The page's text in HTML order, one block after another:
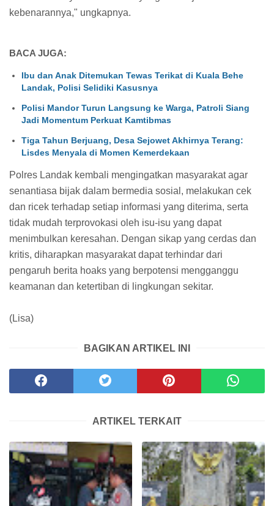
kebenarannya," ungkapnya.
BACA JUGA:
Ibu dan Anak Ditemukan Tewas Terikat di Kuala Behe
Landak, Polisi Selidiki Kasusnya
Polisi Mandor Turun Langsung ke Warga, Patroli Siang
Jadi Momentum Perkuat Kamtibmas
Tiga Tahun Berjuang, Desa Sejowet Akhirnya Terang:
Lisdes Menyala di Momen Kemerdekaan
Polres Landak kembali mengingatkan masyarakat agar
senantiasa bijak dalam bermedia sosial, melakukan cek
dan ricek terhadap setiap informasi yang diterima, serta
tidak mudah terprovokasi oleh isu-isu yang dapat
menimbulkan keresahan. Dengan sikap yang cerdas dan
kritis, diharapkan masyarakat dapat terhindar dari
pengaruh berita hoaks yang berpotensi mengganggu
keamanan dan ketertiban di lingkungan sekitar.
(Lisa)
BAGIKAN ARTIKEL INI
ARTIKEL TERKAIT